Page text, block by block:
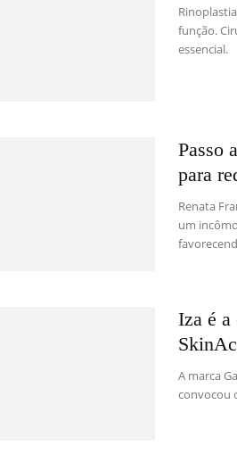
função.
essencial.
Passo
para
Renata
um
Iza é a
A marca
convocou